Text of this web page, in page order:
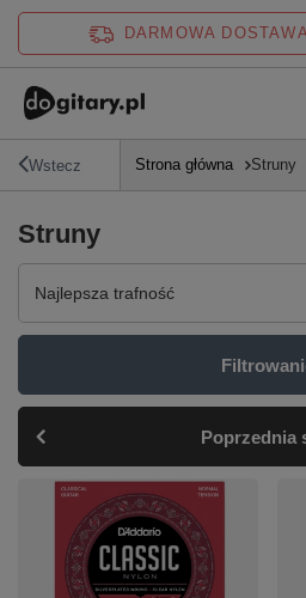
DARMOWA
Wstecz Strona główna Struny
Struny
Zmień sortowanie
Najlepsza trafność
Poprzednia